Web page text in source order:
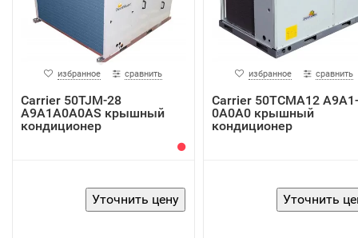
избранное сравнить
Carrier 50TJM-28
A9A1A0A0AS крышный
кондиционер
избранное сравнить
Carrier 50TCMA12 A9A1-
0A0A0 крышный
кондиционер